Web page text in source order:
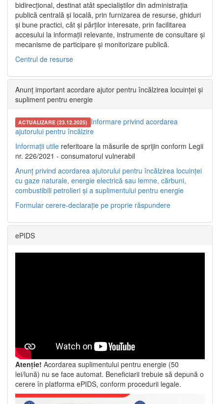
bidirecțional, destinat atât specialiștilor din administrația
publică centrală și locală, prin furnizarea de resurse, ghiduri
și bune practici, cât și părților interesate, prin facilitarea
accesului la informații relevante, instrumente de consultare și
mecanisme de participare și monitorizare publică.
Centrul de resurse
Anunț important acordare ajutor pentru încălzirea locuinței și
supliment pentru energie
ACTUALIZARE (23.12.2025) Informare privind acordarea
ajutorului pentru încălzire
Informații utile referitoare la măsurile de sprijin conform Legii
nr. 226/2021 - consumatorul vulnerabil
Anunț privind acordarea ajutorului pentru încălzirea locuinței
cu gaze naturale, energie electrică sau lemne, cărbuni,
combustibili petrolieri și a suplimentului pentru energie
Formular cerere-declarație pe proprie răspundere
ePIDS
Atenție! Acordarea suplimentului pentru energie (50
lei/lună) nu se face automat. Beneficiarii trebuie să depună o
cerere în platforma ePIDS, conform procedurii legale.